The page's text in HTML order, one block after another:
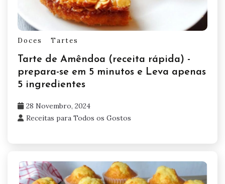
Doces Tartes
Tarte de Amêndoa (receita rápida) -
prepara-se em 5 minutos e Leva apenas
5 ingredientes
28 Novembro, 2024
Receitas para Todos os Gostos